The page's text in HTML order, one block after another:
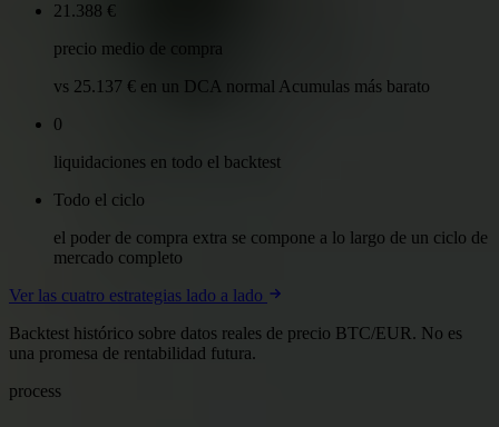
21.388 €
precio medio de compra
vs 25.137 € en un DCA normal Acumulas más barato
0
liquidaciones en todo el backtest
Todo el ciclo
el poder de compra extra se compone a lo largo de un ciclo de
mercado completo
Ver las cuatro estrategias lado a lado
Backtest histórico sobre datos reales de precio BTC/EUR. No es
una promesa de rentabilidad futura.
process